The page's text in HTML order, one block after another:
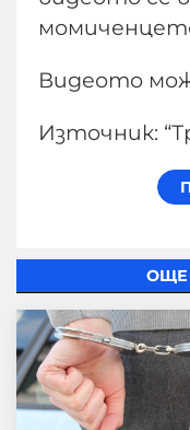
Видеото
Източник:
ОЩЕ